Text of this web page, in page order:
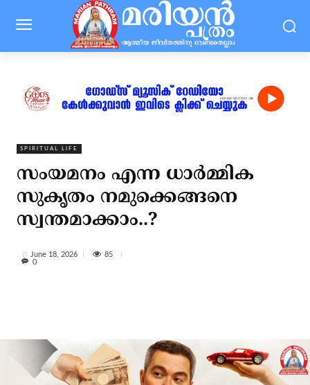
SPIRITUAL LIFE
സംയമനം എന്ന ധാര്‍മ്മിക
സുകൃതം നമുക്കെങ്ങനെ
സ്വന്തമാക്കാം..?
June 18, 2026
85
0